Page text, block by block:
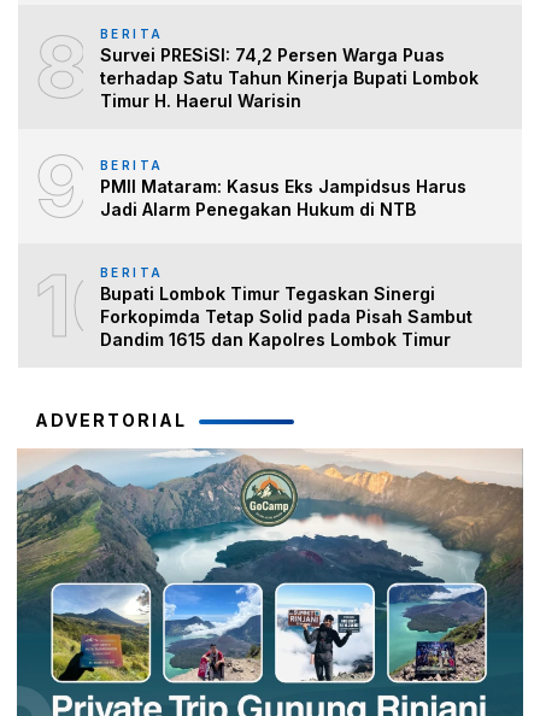
8 BERITA
Survei PRESiSI: 74,2 Persen Warga Puas
terhadap Satu Tahun Kinerja Bupati Lombok
Timur H. Haerul Warisin
9 BERITA
PMII Mataram: Kasus Eks Jampidsus Harus
Jadi Alarm Penegakan Hukum di NTB
10BERITA
Bupati Lombok Timur Tegaskan Sinergi
Forkopimda Tetap Solid pada Pisah Sambut
Dandim 1615 dan Kapolres Lombok Timur
ADVERTORIAL